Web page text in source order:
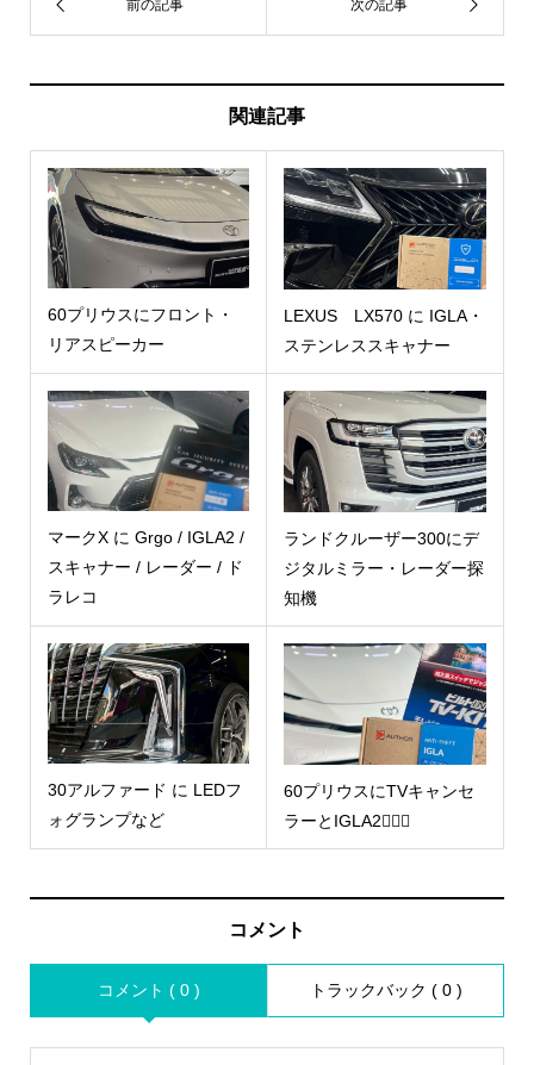
関連記事
60プリウスにフロント・
リアスピーカー
LEXUS LX570 に IGLA・
ステンレススキャナー
マークX に Grgo / IGLA2 /
スキャナー / レーダー / ド
ラレコ
ランドクルーザー300にデ
ジタルミラー・レーダー探
知機
30アルファード に LEDフ
ォグランプなど
60プリウスにTVキャンセ
ラーとIGLA2🧜🏻‍♀️
コメント
コメント ( 0 ) トラックバック ( 0 )